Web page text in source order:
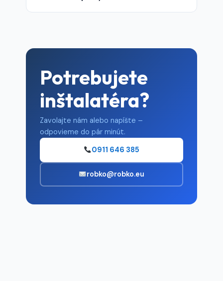
Potrebujete
inštalatéra?
Zavolajte nám alebo napíšte –
odpovieme do pár minút.
0911 646 385
robko@robko.eu